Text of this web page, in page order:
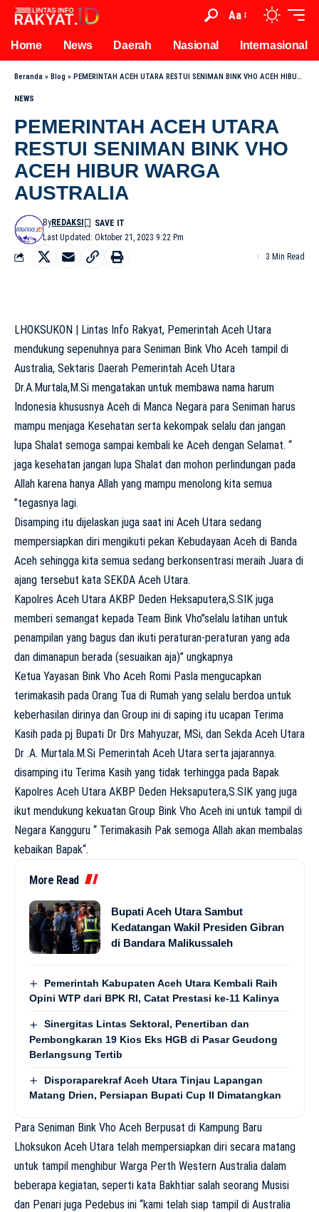
Aa
Home News Daerah Nasional Internasional
Beranda » Blog » PEMERINTAH ACEH UTARA RESTUI SENIMAN BINK VHO ACEH HIBUR WARGA AUSTRALIA
NEWS
PEMERINTAH ACEH UTARA
RESTUI SENIMAN BINK VHO
ACEH HIBUR WARGA
AUSTRALIA
Last Updated: Oktober 21, 2023 9:22 Pm
ByREDAKSI
3 Min Read
LHOKSUKON | Lintas Info Rakyat, Pemerintah Aceh Utara
mendukung sepenuhnya para Seniman Bink Vho Aceh tampil di
Australia, Sektaris Daerah Pemerintah Aceh Utara
Dr.A.Murtala,M.Si mengatakan untuk membawa nama harum
Indonesia khususnya Aceh di Manca Negara para Seniman harus
mampu menjaga Kesehatan serta kekompak selalu dan jangan
lupa Shalat semoga sampai kembali ke Aceh dengan Selamat. “
jaga kesehatan jangan lupa Shalat dan mohon perlindungan pada
Allah karena hanya Allah yang mampu menolong kita semua
”tegasnya lagi.
Disamping itu dijelaskan juga saat ini Aceh Utara sedang
mempersiapkan diri mengikuti pekan Kebudayaan Aceh di Banda
Aceh sehingga kita semua sedang berkonsentrasi meraih Juara di
ajang tersebut kata SEKDA Aceh Utara.
Kapolres Aceh Utara AKBP Deden Heksaputera,S.SIK juga
memberi semangat kepada Team Bink Vho”selalu latihan untuk
penampilan yang bagus dan ikuti peraturan-peraturan yang ada
dan dimanapun berada (sesuaikan aja)” ungkapnya
Ketua Yayasan Bink Vho Aceh Romi Pasla mengucapkan
terimakasih pada Orang Tua di Rumah yang selalu berdoa untuk
keberhasilan dirinya dan Group ini di saping itu ucapan Terima
Kasih pada pj Bupati Dr Drs Mahyuzar, MSi, dan Sekda Aceh Utara
Dr .A. Murtala.M.Si Pemerintah Aceh Utara serta jajarannya.
disamping itu Terima Kasih yang tidak terhingga pada Bapak
Kapolres Aceh Utara AKBP Deden Heksaputera,S.SIK yang juga
ikut mendukung kekuatan Group Bink Vho Aceh ini untuk tampil di
Negara Kangguru “ Terimakasih Pak semoga Allah akan membalas
kebaikan Bapak“.
More Read
Bupati Aceh Utara Sambut
Kedatangan Wakil Presiden Gibran
di Bandara Malikussaleh
Pemerintah Kabupaten Aceh Utara Kembali Raih
Opini WTP dari BPK RI, Catat Prestasi ke-11 Kalinya
Sinergitas Lintas Sektoral, Penertiban dan
Pembongkaran 19 Kios Eks HGB di Pasar Geudong
Berlangsung Tertib
Disporaparekraf Aceh Utara Tinjau Lapangan
Matang Drien, Persiapan Bupati Cup II Dimatangkan
Para Seniman Bink Vho Aceh Berpusat di Kampung Baru
Lhoksukon Aceh Utara telah mempersiapkan diri secara matang
untuk tampil menghibur Warga Perth Western Australia dalam
beberapa kegiatan, seperti kata Bakhtiar salah seorang Musisi
dan Penari juga Pedebus ini “kami telah siap tampil di Australia